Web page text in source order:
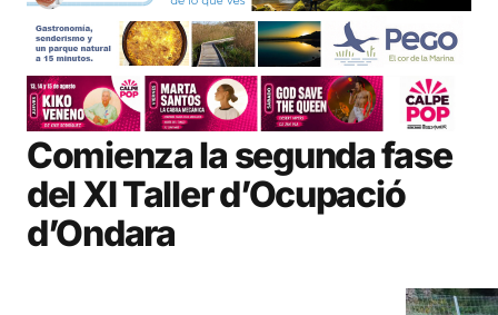
Comienza la segunda fase
del XI Taller d’Ocupació
d’Ondara